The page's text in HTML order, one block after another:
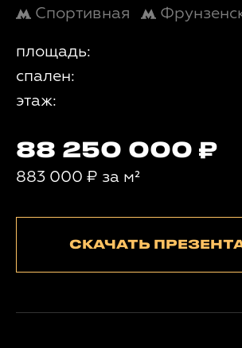
Спортивная
площадь:
спален:
этаж:
88 250 000
883 000 ₽ за м²
СКАЧАТЬ